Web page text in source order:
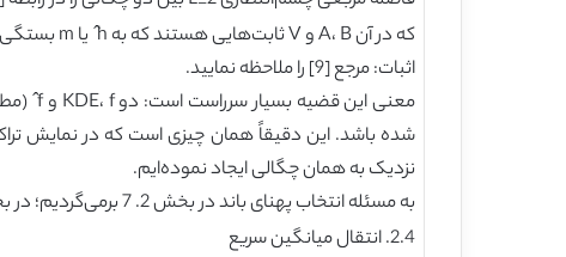
که در آن A، B و V ثابت‌هایی هستند که به h ̂ یا m بستگی ندارند.
اثبات: مرجع [9] را ملاحظه نمایید.
نزدیک به همان چگالی ایجاد نموده‌ایم.
به مسئله انتخاب پهنای باند در بخش 2. 7 برمی‌گردیم؛ در بخش بعدی، به مسئله حساس نحوه استفاده از نمایش KDE کاهیده خود در خوشه‌بندی انتقال میانگین باز خواهیم گشت.
2.4. انتقال میانگین سریع